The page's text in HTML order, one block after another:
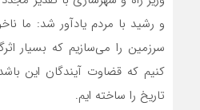
و رشید با مردم یادآور شد: ما
سرزمین را می‌سازیم که بسیار
کنیم که قضاوت آیندگان این
تاریخ را ساخته ایم.